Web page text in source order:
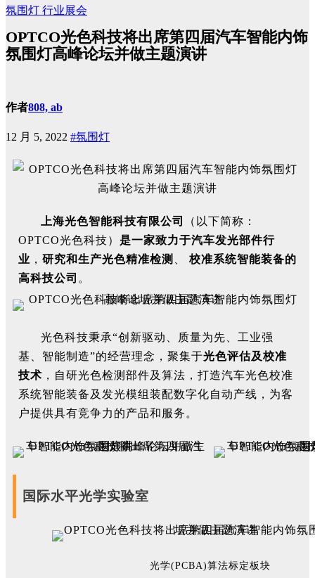
氛围灯 行业展会
OPTCO光色科技将出席第四届汽车智能内饰
氛围灯高峰论坛并做主题演讲
作者808, ab
12 月 5, 2022 #氛围灯
上海光色智能科技有限公司
（以下简称：
OPTCO光色科技） 是一家致力于汽车发光部件行
业 ， 研究和生产光色精准检测
校准系统智能装备的
高科技公司 。
光色科技秉承“创新驱动、质量为先、工业强
基、智能制造”的经营理念，聚集于光色评估及校准
技术 ，自研光色检测部件及算法，打造汽车光色校准
系统智能装备及发光模组装配数字化自动产线，为客
户提供具有竞争力的产品和服务。
国际水平光学实验室
光学(PCBA)算法标定板块